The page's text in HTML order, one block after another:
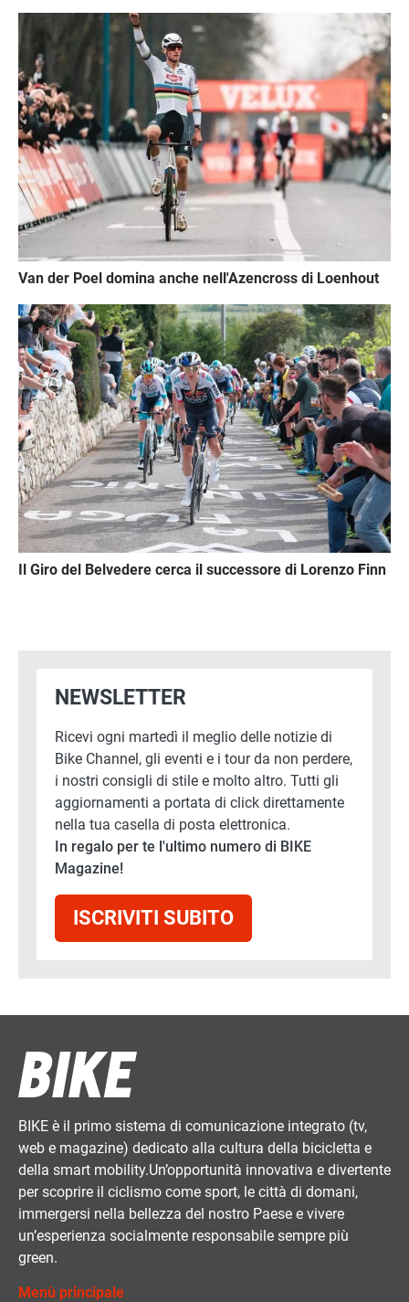
Van der Poel domina anche nell'Azencross di Loenhout
Immagine
Il Giro del Belvedere cerca il successore di Lorenzo Finn
NEWSLETTER
Ricevi ogni martedì il meglio delle notizie di
Bike Channel, gli eventi e i tour da non perdere,
i nostri consigli di stile e molto altro. Tutti gli
aggiornamenti a portata di click direttamente
nella tua casella di posta elettronica.
In regalo per te l'ultimo numero di BIKE
Magazine!
ISCRIVITI SUBITO
BIKE è il primo sistema di comunicazione integrato (tv,
web e magazine) dedicato alla cultura della bicicletta e
della smart mobility.Un’opportunità innovativa e divertente
per scoprire il ciclismo come sport, le città di domani,
immergersi nella bellezza del nostro Paese e vivere
un’esperienza socialmente responsabile sempre più
green.
Menù principale